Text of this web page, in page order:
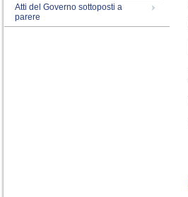
Atti del Governo sottoposti a
parere